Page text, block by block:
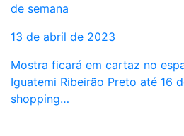
de semana
13 de abril de 2023
Mostra ficará em cartaz no
Iguatemi Ribeirão Preto até 16
shopping…